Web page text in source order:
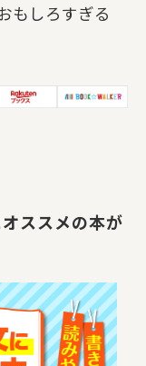
もしろすぎる
ススメの本が